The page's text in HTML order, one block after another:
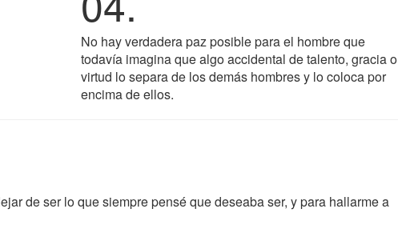
No hay verdadera paz posible para el hombre que
todavía imagina que algo accidental de talento, gracia o
virtud lo separa de los demás hombres y lo coloca por
encima de ellos.
de ser lo que siempre pensé que deseaba ser, y para hallarme a